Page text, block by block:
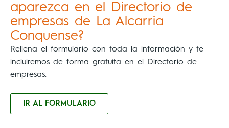
aparezca en el Directorio de
empresas de La Alcarria
Conquense?
Rellena el formulario con toda la información y te
incluiremos de forma gratuita en el Directorio de
empresas.
IR AL FORMULARIO